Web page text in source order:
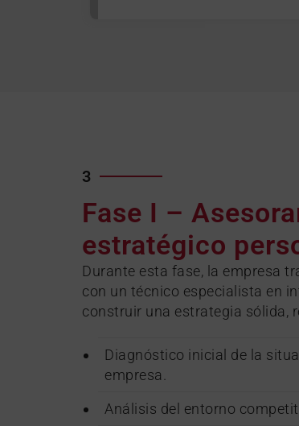
3
Fase I –
estratégico
Durante esta fase, la empresa
con un técnico especialista en
construir una estrategia sólida,
Diagnóstico inicial de la
empresa.
Análisis del entorno